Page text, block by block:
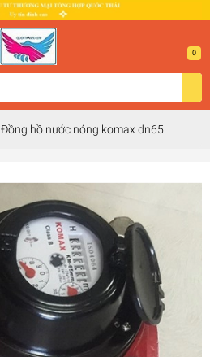
0
Đồng hồ nước nóng komax dn65